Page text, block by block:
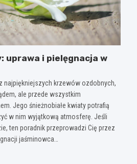
uprawa i pielęgnacja w
najpiękniejszych krzewów ozdobnych,
ale przede wszystkim
Jego śnieżnobiałe kwiaty potrafią
w nim wyjątkową atmosferę. Jeśli
ten poradnik przeprowadzi Cię przez
jaśminowca…